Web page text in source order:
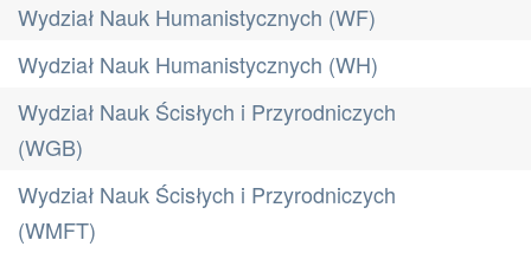
Wydział Nauk Humanistycznych (WF)
Wydział Nauk Humanistycznych (WH)
Wydział Nauk Ścisłych i Przyrodniczych
(WGB)
Wydział Nauk Ścisłych i Przyrodniczych
(WMFT)